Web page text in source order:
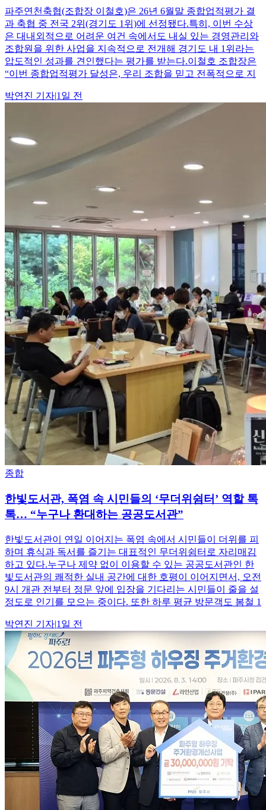
파주연천축협(조합장 이철호)은 26년 6월말 종합업적평가 결
과 축협 중 전국 2위(경기도 1위)에 선정됐다.특히, 이번 수상
은 대내외적으로 어려운 여건 속에서도 내실 있는 경영관리와
조합원을 위한 사업을 지속적으로 전개해 경기도 내 1위라는
압도적인 성과를 견인했다는 평가를 받는다.이철호 조합장은
“이번 종합업적평가 달성은, 우리 조합을 믿고 전폭적으로 지
박연진 기자|1일 전
종합
한빛도서관, 폭염 속 시민들의 ‘무더위쉼터’ 역할 톡
톡… “누구나 환대하는 공공도서관”
한빛도서관이 연일 이어지는 폭염 속에서 시민들이 더위를 피
하며 휴식과 독서를 즐기는 대표적인 무더위쉼터로 자리매김
하고 있다.누구나 제약 없이 이용할 수 있는 공공도서관인 한
빛도서관의 쾌적한 실내 공간에 대한 호평이 이어지면서, 오전
9시 개관 전부터 정문 앞에 입장을 기다리는 시민들이 줄을 설
정도로 인기를 모으는 중이다. 또한 하루 평균 방문객도 봄철 1
박연진 기자|1일 전